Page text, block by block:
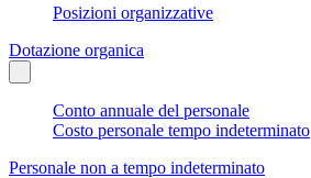
Posizioni organizzative
Dotazione organica
Conto annuale del personale
Costo personale tempo indeterminato
Personale non a tempo indeterminato